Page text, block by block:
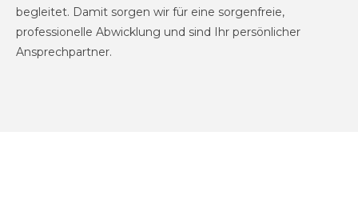
begleitet. Damit sorgen wir für eine sorgenfreie,
professionelle Abwicklung und sind Ihr persönlicher
Ansprechpartner.